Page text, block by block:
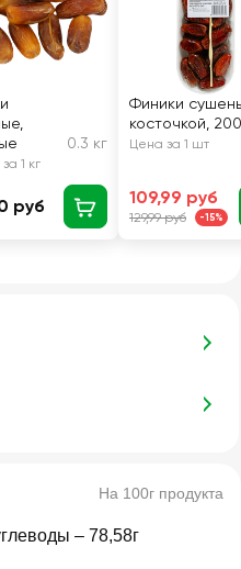
На 100г продукта
– 78,58г
0.3 кг
1 кг
руб
Финики
косточкой,
Цена за 1 шт
109,99 руб
129,99 руб -15%